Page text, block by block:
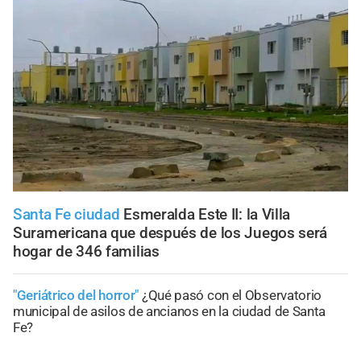
Santa Fe ciudad Esmeralda Este II: la Villa
Suramericana que después de los Juegos será
hogar de 346 familias
"Geriátrico del horror" ¿Qué pasó con el Observatorio
municipal de asilos de ancianos en la ciudad de Santa
Fe?